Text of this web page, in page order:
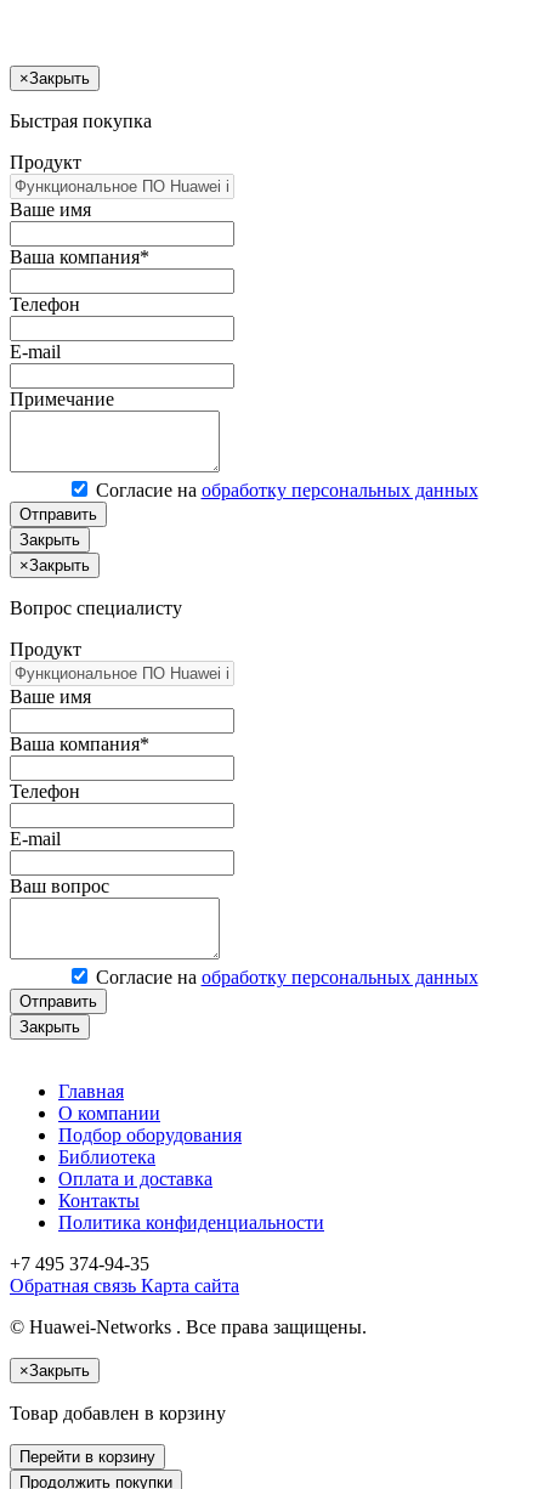
×Закрыть
Быстрая покупка
Продукт
Ваше имя
Ваша компания*
Телефон
E-mail
Примечание
Согласие на обработку персональных данных
Отправить
Закрыть
×Закрыть
Вопрос специалисту
Продукт
Ваше имя
Ваша компания*
Телефон
E-mail
Ваш вопрос
Согласие на обработку персональных данных
Отправить
Закрыть
Главная
О компании
Подбор оборудования
Библиотека
Оплата и доставка
Контакты
Политика конфиденциальности
+7 495 374-94-35
Обратная связь Карта сайта
© Huawei-Networks . Все права защищены.
×Закрыть
Товар добавлен в корзину
Перейти в корзину
Продолжить покупки